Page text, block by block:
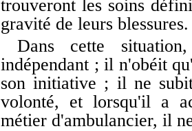
trouveront les soins
gravité de leurs blessures.
Dans cette
indépendant ; il n'obéit
son initiative ; il ne
volonté, et lorsqu'il a
métier d'ambulancier, il